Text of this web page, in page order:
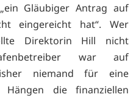
Gläubiger Antrag auf
eingereicht hat“. Wer
Direktorin Hill nicht
war auf
niemand für eine
Hängen die finanziellen